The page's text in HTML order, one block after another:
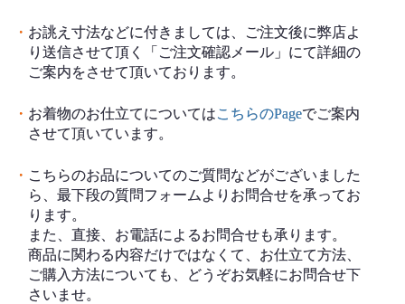
・ お誂え寸法などに付きましては、ご注文後に弊店よ
り送信させて頂く「ご注文確認メール」にて詳細の
ご案内をさせて頂いております。
・ お着物のお仕立てについてはこちらのPageでご案内
させて頂いています。
・ こちらのお品についてのご質問などがございました
ら、最下段の質問フォームよりお問合せを承ってお
ります。
また、直接、お電話によるお問合せも承ります。
商品に関わる内容だけではなくて、お仕立て方法、
ご購入方法についても、どうぞお気軽にお問合せ下
さいませ。